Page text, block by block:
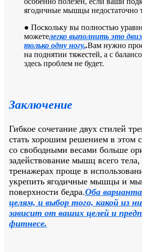
ягодичные мышцы недостаточно
● Поскольку вы полностью
можетелегко выполнить это
только одну ногу..Вам нужно
на поднятии тяжестей, а с
здесь проблем не будет.
Заключение
Гибкое сочетание двух стилей
стать хорошим решением в этом
со свободными весами больше
задействование мышц всего
тренажерах проще в
укрепить ягодичные мышцы и
поверхности бедра.Оба
целям, и выбор того, какой из
зависит от ваших целей и
фитнесе.